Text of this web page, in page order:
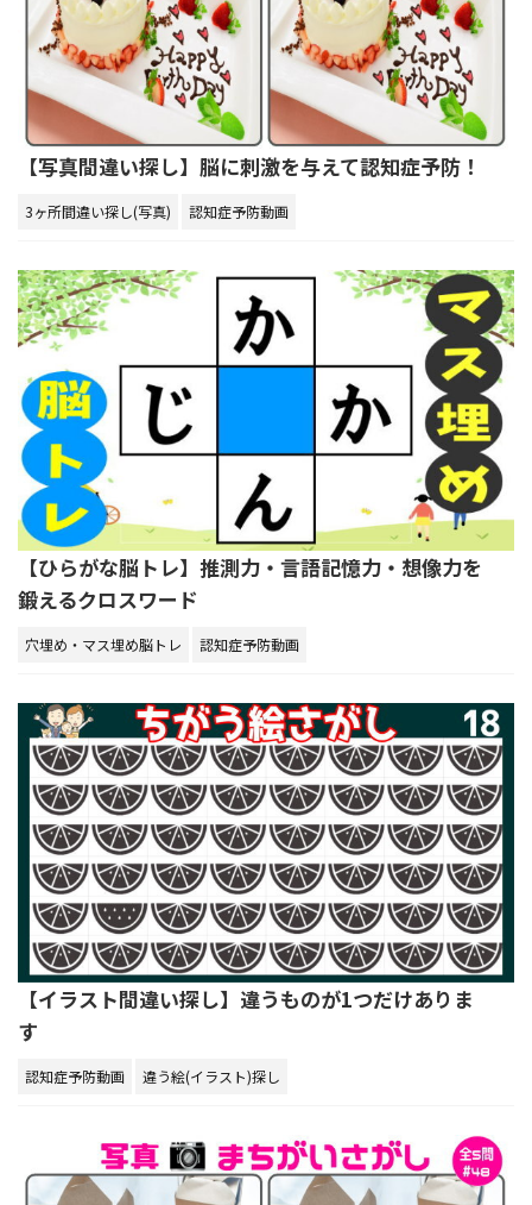
【写真間違い探し】脳に刺激を与えて認知症予防！
3ヶ所間違い探し(写真) 認知症予防動画
【ひらがな脳トレ】推測力・言語記憶力・想像力を
鍛えるクロスワード
穴埋め・マス埋め脳トレ 認知症予防動画
【イラスト間違い探し】違うものが1つだけありま
す
認知症予防動画 違う絵(イラスト)探し